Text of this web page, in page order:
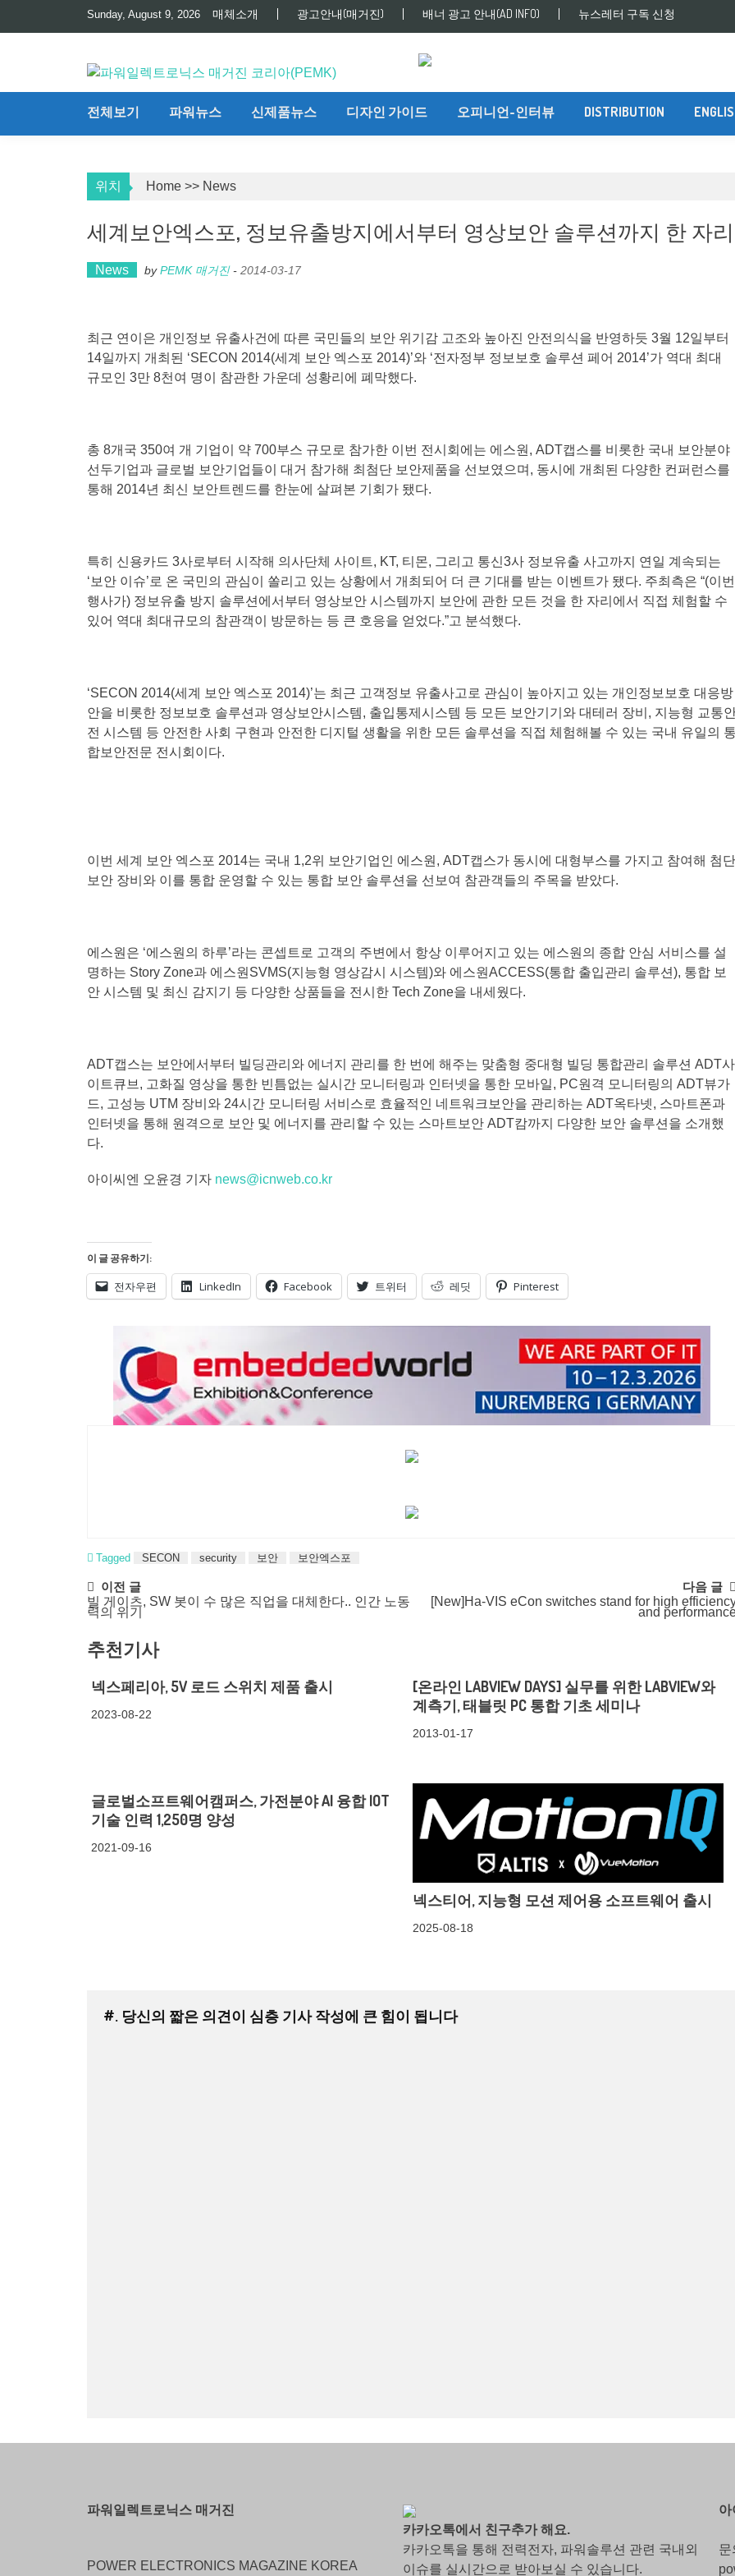
Sunday, August 9, 2026 매체소개 광고안내(매거진) 배너 광고 안내(AD INFO) 뉴스레터 구독 신청
전체보기 파워뉴스 신제품뉴스 디자인 가이드 오피니언-인터뷰 DISTRIBUTION
위치 Home >> News
세계보안엑스포, 정보유출방지에서부터 영상보안 솔루션까지 한 자
News byPEMK 매거진- 2014-03-17
최근 연이은 개인정보 유출사건에 따른 국민들의 보안 위기감 고조와 높아진 안전의식을 반영하듯 3월 12일부터
14일까지 개최된 ‘SECON 2014(세계 보안 엑스포 2014)’와 ‘전자정부 정보보호 솔루션 페어 2014’가 역대 최대
규모인 3만 8천여 명이 참관한 가운데 성황리에 폐막했다.
총 8개국 350여 개 기업이 약 700부스 규모로 참가한 이번 전시회에는 에스원, ADT캡스를 비롯한 국내 보안분야
선두기업과 글로벌 보안기업들이 대거 참가해 최첨단 보안제품을 선보였으며, 동시에 개최된 다양한 컨퍼런스를
통해 2014년 최신 보안트렌드를 한눈에 살펴본 기회가 됐다.
특히 신용카드 3사로부터 시작해 의사단체 사이트, KT, 티몬, 그리고 통신3사 정보유출 사고까지 연일 계속되는
‘보안 이슈’로 온 국민의 관심이 쏠리고 있는 상황에서 개최되어 더 큰 기대를 받는 이벤트가 됐다. 주최측은 “(이번
행사가) 정보유출 방지 솔루션에서부터 영상보안 시스템까지 보안에 관한 모든 것을 한 자리에서 직접 체험할 수
있어 역대 최대규모의 참관객이 방문하는 등 큰 호응을 얻었다.”고 분석했다.
‘SECON 2014(세계 보안 엑스포 2014)’는 최근 고객정보 유출사고로 관심이 높아지고 있는 개인정보보호 대응방
안을 비롯한 정보보호 솔루션과 영상보안시스템, 출입통제시스템 등 모든 보안기기와 대테러 장비, 지능형 교통
전 시스템 등 안전한 사회 구현과 안전한 디지털 생활을 위한 모든 솔루션을 직접 체험해볼 수 있는 국내 유일의
합보안전문 전시회이다.
이번 세계 보안 엑스포 2014는 국내 1,2위 보안기업인 에스원, ADT캡스가 동시에 대형부스를 가지고 참여해 첨단
보안 장비와 이를 통합 운영할 수 있는 통합 보안 솔루션을 선보여 참관객들의 주목을 받았다.
에스원은 ‘에스원의 하루’라는 콘셉트로 고객의 주변에서 항상 이루어지고 있는 에스원의 종합 안심 서비스를 설
명하는 Story Zone과 에스원SVMS(지능형 영상감시 시스템)와 에스원ACCESS(통합 출입관리 솔루션), 통합 보
안 시스템 및 최신 감지기 등 다양한 상품들을 전시한 Tech Zone을 내세웠다.
ADT캡스는 보안에서부터 빌딩관리와 에너지 관리를 한 번에 해주는 맞춤형 중대형 빌딩 통합관리 솔루션 ADT사
이트큐브, 고화질 영상을 통한 빈틈없는 실시간 모니터링과 인터넷을 통한 모바일, PC원격 모니터링의 ADT뷰가
드, 고성능 UTM 장비와 24시간 모니터링 서비스로 효율적인 네트워크보안을 관리하는 ADT옥타넷, 스마트폰과
인터넷을 통해 원격으로 보안 및 에너지를 관리할 수 있는 스마트보안 ADT캄까지 다양한 보안 솔루션을 소개했
다.
아이씨엔 오윤경 기자 news@icnweb.co.kr
이 글 공유하기:
전자우편 LinkedIn Facebook 트위터 레딧 Pinterest
Tagged SECON security 보안 보안엑스포
Post
navigation
이전 글
빌 게이츠, SW 봇이 수 많은 직업을 대체한다.. 인간 노동
력의 위기
다음 글
[New]Ha-VIS eCon switches stand for high
and
추천기사
넥스페리아, 5V 로드 스위치 제품 출시
2023-08-22
[온라인 LABVIEW DAYS] 실무를 위한 LABVIEW와
계측기, 태블릿 PC 통합 기초 세미나
2013-01-17
글로벌소프트웨어캠퍼스, 가전분야 AI 융합 IOT
기술 인력 1,250명 양성
2021-09-16
넥스티어, 지능형 모션 제어용 소프트웨어 출시
2025-08-18
#. 당신의 짧은 의견이 심층 기사 작성에 큰 힘이 됩니다
파워일렉트로닉스 매거진
POWER ELECTRONICS MAGAZINE KOREA
카카오톡에서 친구추가 해요.
카카오톡을 통해 전력전자, 파워솔루션 관련 국내외
이슈를 실시간으로 받아보실 수 있습니다.
아
문